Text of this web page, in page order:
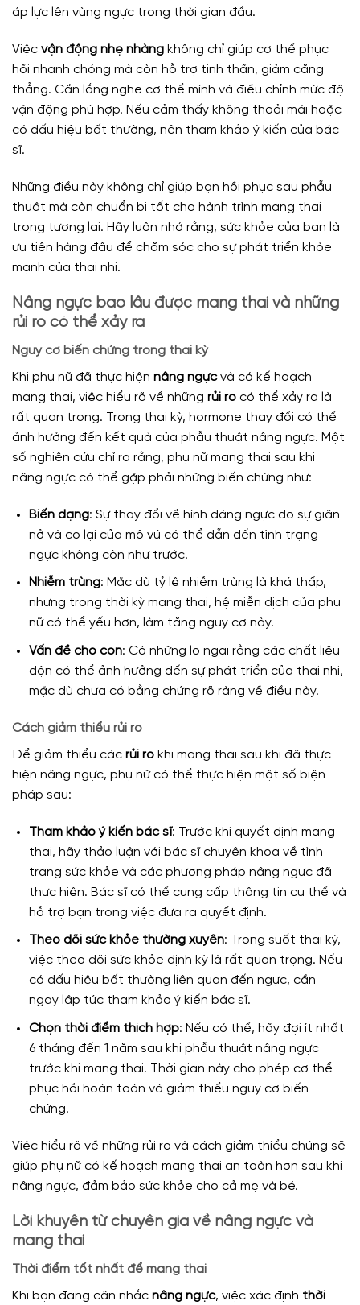
áp lực lên vùng ngực trong thời gian đầu.
Việc vận động nhẹ nhàng không chỉ giúp cơ thể phục
hồi nhanh chóng mà còn hỗ trợ tinh thần, giảm căng
thẳng. Cần lắng nghe cơ thể mình và điều chỉnh mức độ
vận động phù hợp. Nếu cảm thấy không thoải mái hoặc
có dấu hiệu bất thường, nên tham khảo ý kiến của bác
sĩ.
Những điều này không chỉ giúp bạn hồi phục sau phẫu
thuật mà còn chuẩn bị tốt cho hành trình mang thai
trong tương lai. Hãy luôn nhớ rằng, sức khỏe của bạn là
ưu tiên hàng đầu để chăm sóc cho sự phát triển khỏe
mạnh của thai nhi.
Nâng ngực bao lâu được mang thai và những
rủi ro có thể xảy ra
Nguy cơ biến chứng trong thai kỳ
Khi phụ nữ đã thực hiện nâng ngựcvà có kế hoạch
mang thai, việc hiểu rõ về những rủi ro có thể xảy ra là
rất quan trọng. Trong thai kỳ, hormone thay đổi có thể
ảnh hưởng đến kết quả của phẫu thuật nâng ngực. Một
số nghiên cứu chỉ ra rằng, phụ nữ mang thai sau khi
nâng ngực có thể gặp phải những biến chứng như:
Biến dạng: Sự thay đổi về hình dáng ngực do sự giãn
nở và co lại của mô vú có thể dẫn đến tình trạng
ngực không còn như trước.
Nhiễm trùng: Mặc dù tỷ lệ nhiễm trùng là khá thấp,
nhưng trong thời kỳ mang thai, hệ miễn dịch của phụ
nữ có thể yếu hơn, làm tăng nguy cơ này.
Vấn đề cho con: Có những lo ngại rằng các chất liệu
độn có thể ảnh hưởng đến sự phát triển của thai nhi,
mặc dù chưa có bằng chứng rõ ràng về điều này.
Cách giảm thiểu rủi ro
Để giảm thiểu các rủi ro khi mang thai sau khi đã thực
hiện nâng ngực, phụ nữ có thể thực hiện một số biện
pháp sau:
Tham khảo ý kiến bác sĩ: Trước khi quyết định mang
thai, hãy thảo luận với bác sĩ chuyên khoa về tình
trạng sức khỏe và các phương pháp nâng ngực đã
thực hiện. Bác sĩ có thể cung cấp thông tin cụ thể và
hỗ trợ bạn trong việc đưa ra quyết định.
Theo dõi sức khỏe thường xuyên: Trong suốt thai kỳ,
việc theo dõi sức khỏe định kỳ là rất quan trọng. Nếu
có dấu hiệu bất thường liên quan đến ngực, cần
ngay lập tức tham khảo ý kiến bác sĩ.
Chọn thời điểm thích hợp: Nếu có thể, hãy đợi ít nhất
6 tháng đến 1 năm sau khi phẫu thuật nâng ngực
trước khi mang thai. Thời gian này cho phép cơ thể
phục hồi hoàn toàn và giảm thiểu nguy cơ biến
chứng.
Việc hiểu rõ về những rủi ro và cách giảm thiểu chúng sẽ
giúp phụ nữ có kế hoạch mang thai an toàn hơn sau khi
nâng ngực, đảm bảo sức khỏe cho cả mẹ và bé.
Lời khuyên từ chuyên gia về nâng ngực và
mang thai
Thời điểm tốt nhất để mang thai
Khi bạn đang cân nhắc nâng ngực, việc xác định thời